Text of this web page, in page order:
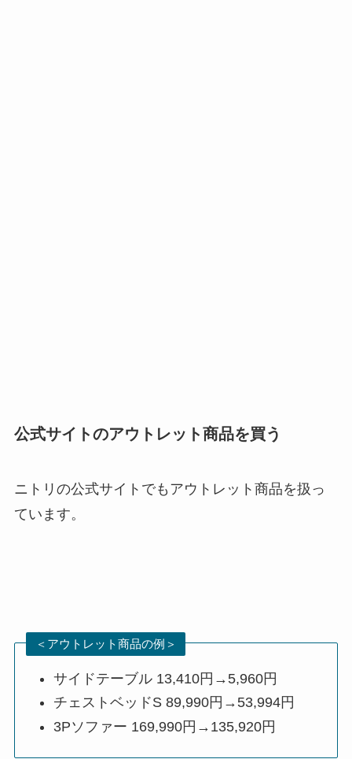
公式サイトのアウトレット商品を買う
ニトリの公式サイトでもアウトレット商品を扱っ
ています。
＜アウトレット商品の例＞
サイドテーブル 13,410円→5,960円
チェストベッドS 89,990円→53,994円
3Pソファー 169,990円→135,920円